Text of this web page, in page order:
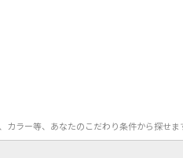
ラー等、あなたのこだわり条件から探せま